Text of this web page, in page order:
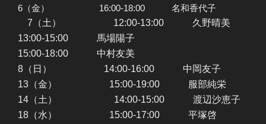
6（金） 16:00-18:00 名和香代子
7（土） 12:00-13:00 久野晴美
13:00-15:00 馬場陽子
15:00-18:00 中村友美
8（日） 14:00-16:00 中岡友子
13（金） 15:00-19:00 服部純栄
14（土） 14:00-15:00 渡辺沙恵子
18（水） 15:00-17:00 平塚啓